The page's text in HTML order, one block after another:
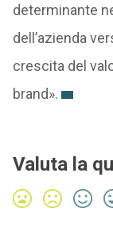
determinante
dell’azienda
crescita del
brand».
Valuta la